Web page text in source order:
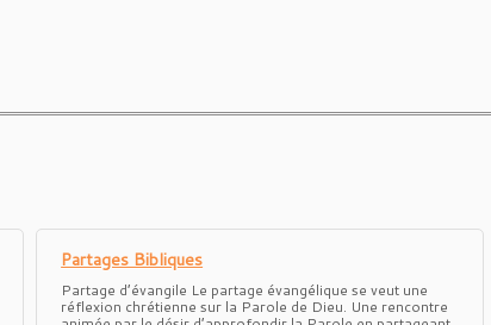
Partages Bibliques
Partage d’évangile Le partage évangélique se veut une
réflexion chrétienne sur la Parole de Dieu. Une rencontre